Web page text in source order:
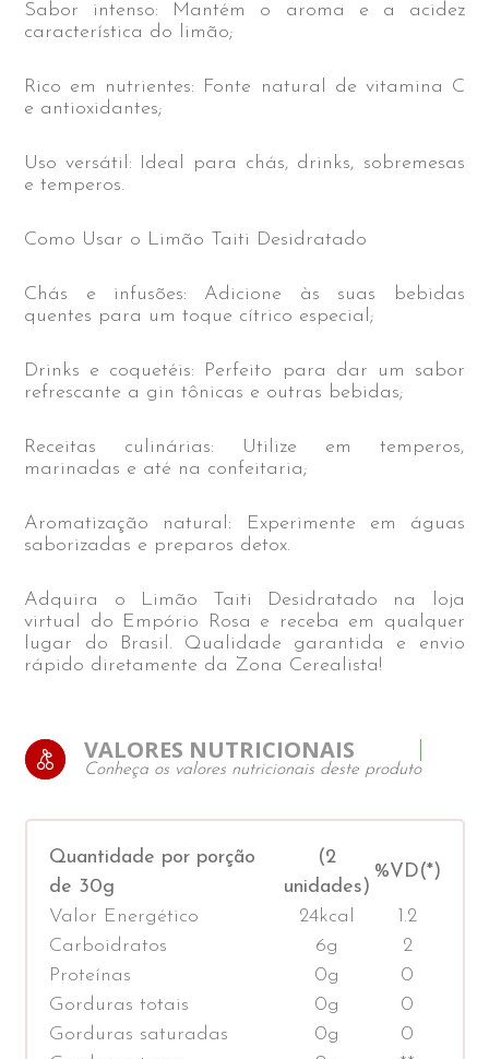
Sabor intenso: Mantém o aroma e a acidez
característica do limão;
Rico em nutrientes: Fonte natural de vitamina C
e antioxidantes;
Uso versátil: Ideal para chás, drinks, sobremesas
e temperos.
Como Usar o Limão Taiti Desidratado
Chás e infusões: Adicione às suas bebidas
quentes para um toque cítrico especial;
Drinks e coquetéis: Perfeito para dar um sabor
refrescante a gin tônicas e outras bebidas;
Receitas culinárias: Utilize em temperos,
marinadas e até na confeitaria;
Aromatização natural: Experimente em águas
saborizadas e preparos detox.
Adquira o Limão Taiti Desidratado na loja
virtual do Empório Rosa e receba em qualquer
lugar do Brasil. Qualidade garantida e envio
rápido diretamente da Zona Cerealista!
VALORES NUTRICIONAIS
Conheça os valores nutricionais deste produto
Quantidade por porção
de 30g
(2
unidades)
%VD(*)
Valor Energético 24kcal
1.2
Carboidratos
6g
2
Proteínas
0g
0
Gorduras totais
0g
0
Gorduras saturadas
0g
0